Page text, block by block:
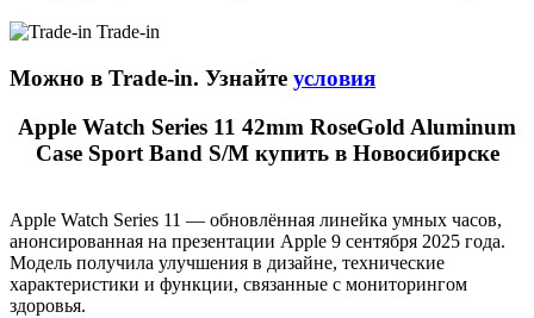
Trade-in
Можно в Trade-in. Узнайте условия
Apple Watch Series 11 42mm RoseGold Aluminum
Case Sport Band S/M купить в Новосибирске
Apple Watch Series 11 — обновлённая линейка умных часов,
анонсированная на презентации Apple 9 сентября 2025 года.
Модель получила улучшения в дизайне, технические
характеристики и функции, связанные с мониторингом
здоровья.